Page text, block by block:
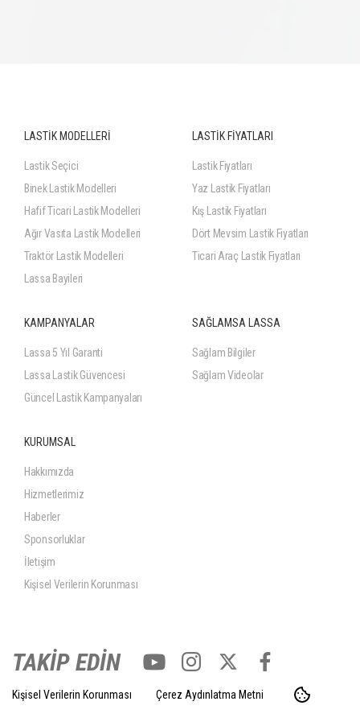
LASTİK MODELLERİ
Lastik Seçici
Binek Lastik Modelleri
Hafif Ticari Lastik Modelleri
Ağır Vasıta Lastik Modelleri
Traktör Lastik Modelleri
Lassa Bayileri
LASTİK FİYATLARI
Lastik Fiyatları
Yaz Lastik Fiyatları
Kış Lastik Fiyatları
Dört Mevsim Lastik Fiyatları
Ticari Araç Lastik Fiyatları
KAMPANYALAR
Lassa 5 Yıl Garanti
Lassa Lastik Güvencesi
Güncel Lastik Kampanyaları
SAĞLAMSA LASSA
Sağlam Bilgiler
Sağlam Videolar
KURUMSAL
Hakkımızda
Hizmetlerimiz
Haberler
Sponsorluklar
İletişim
Kişisel Verilerin Korunması
TAKİP EDİN
Kişisel Verilerin Korunması Çerez Aydınlatma Metni